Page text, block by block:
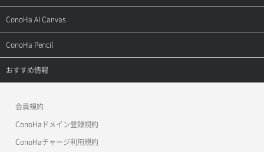
お問い合わせ
お乗り換えガイド
よくある質問
APIドキュメントVPS2.0
APIドキュメントVPS3.0
ご利用ガイド
APIドキュメントVPS2.0
APIドキュメントVPS3.0
サポートトップ
ご利用ガイド
ConoHa AI Canvas
サポートトップ
ご利用ガイド
ConoHa Pencil
サポートトップ
おすすめ情報
美雲このは徹底ガイド
会員規約
ConoHaドメイン登録規約
ConoHaチャージ利用規約